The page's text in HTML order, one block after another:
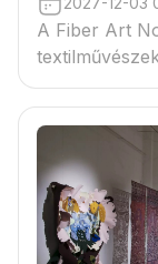
A Fiber Art